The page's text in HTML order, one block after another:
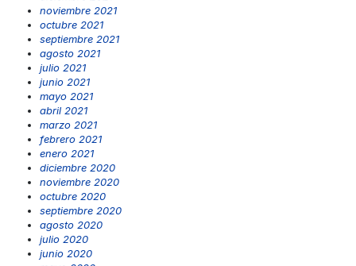
noviembre 2021
octubre 2021
septiembre 2021
agosto 2021
julio 2021
junio 2021
mayo 2021
abril 2021
marzo 2021
febrero 2021
enero 2021
diciembre 2020
noviembre 2020
octubre 2020
septiembre 2020
agosto 2020
julio 2020
junio 2020